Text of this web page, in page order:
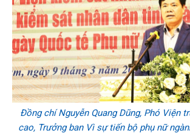
Đồng chí Nguyễn Quang Dũng, Phó Viện
cao, Trưởng ban Vì sự tiến bộ phụ nữ